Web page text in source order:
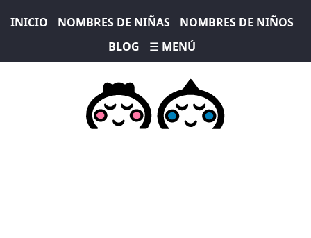
INICIO NOMBRES DE NIÑAS
NOMBRES DE NIÑOS
BLOG
☰ MENÚ